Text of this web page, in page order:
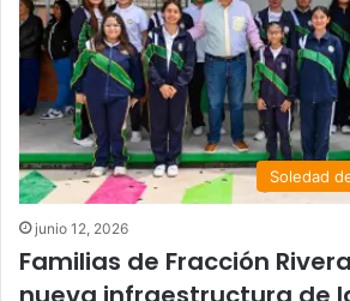
Soledad
junio 12, 2026
Familias de Fracción